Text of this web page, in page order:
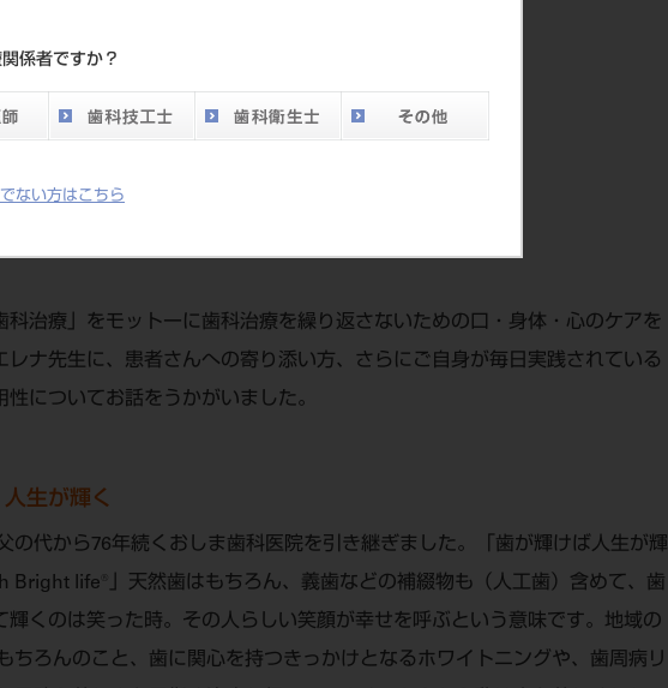
係者ですか？
ない方はこちら
チング歯科医師
目で寄り添っていく
呼吸を改善する可能性も
科治療」をモットーに歯科治療を繰り返さないための口・身体・心のケアを
レナ先生に、患者さんへの寄り添い方、さらにご自身が毎日実践されている
性についてお話をうかがいました。
生が輝く
の代から76年続くおしま歯科医院を引き継ぎました。「歯が輝けば人生が輝
Bright life®」天然歯はもちろん、義歯などの補綴物も（人工歯）含めて、歯
輝くのは笑った時。その人らしい笑顔が幸せを呼ぶという意味です。地域の
ちろんのこと、歯に関心を持つきっかけとなるホワイトニングや、歯周病リ